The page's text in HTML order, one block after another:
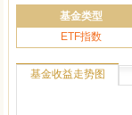
基金类型
ETF指数
基金收益走势图